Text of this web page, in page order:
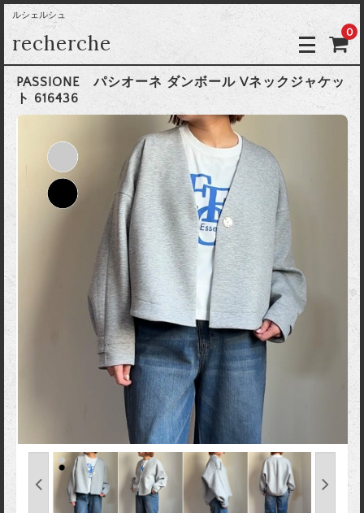
ルシェルシュ
recherche 0
PASSIONE パシオーネ ダンボール Vネックジャケッ
ト 616436